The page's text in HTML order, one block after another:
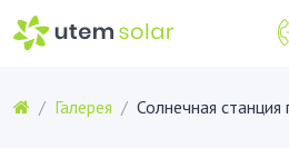
Галерея